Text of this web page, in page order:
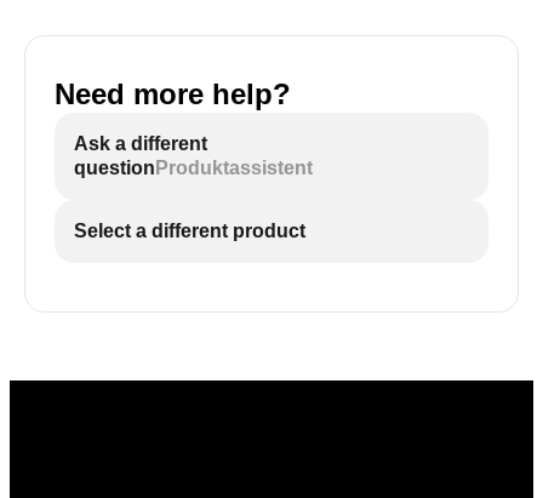
Need more help?
Ask a different
question Produktassistent
Select a different product